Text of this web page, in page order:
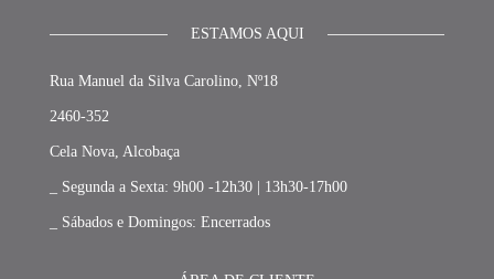
ESTAMOS AQUI
Rua Manuel da Silva Carolino, Nº18
2460-352
Cela Nova, Alcobaça
_ Segunda a Sexta: 9h00 -12h30 | 13h30-17h00
_ Sábados e Domingos: Encerrados